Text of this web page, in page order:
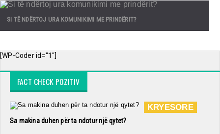
SI TË NDËRTOJ URA KOMUNIKIMI ME PRINDËRIT?
[WP-Coder id="1"]
FACT CHECK POZITIV
KRYESORE
Sa makina duhen për ta ndotur një qytet?